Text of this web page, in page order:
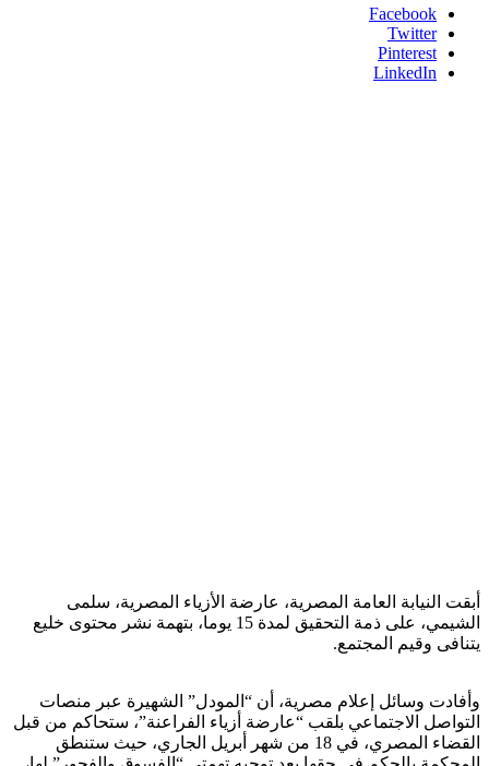
Facebook
Twitter
Pinterest
LinkedIn
أبقت النيابة العامة المصرية، عارضة الأزياء المصرية، سلمى
الشيمي، على ذمة التحقيق لمدة 15 يوما، بتهمة نشر محتوى خليع
يتنافى وقيم المجتمع.
وأفادت وسائل إعلام مصرية، أن “المودل” الشهيرة عبر منصات
التواصل الاجتماعي بلقب “عارضة أزياء الفراعنة”، ستحاكم من قبل
القضاء المصري، في 18 من شهر أبريل الجاري، حيث ستنطق